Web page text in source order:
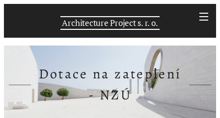
Architecture Project s. r. o.
Dotace na zateplení
- NZÚ